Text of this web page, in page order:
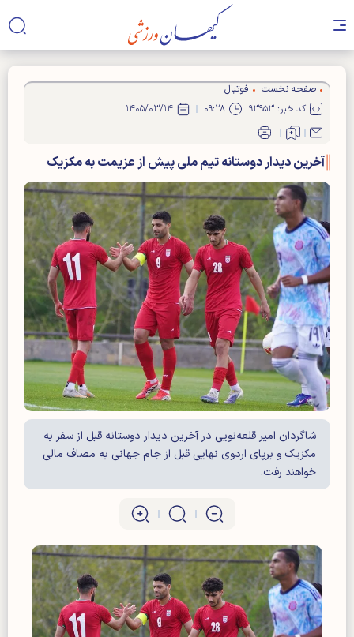
صفحه نخست
فوتبال
کد خبر: ۹۳۹۵۳
۰۹:۲۸ ۱۴۰۵/۰۳/۱۴
آخرین دیدار دوستانه تیم ملی پیش از عزیمت به مکزیک
شاگردان امیر قلعه‌نویی در آخرین دیدار دوستانه قبل از سفر به
مکزیک و برپای اردوی نهایی قبل از جام جهانی به مصاف مالی
خواهند رفت.